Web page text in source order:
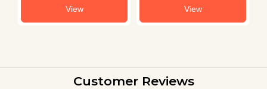
View View
Customer Reviews